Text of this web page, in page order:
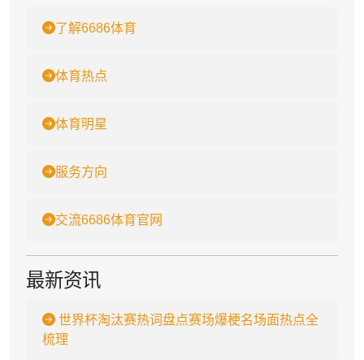
了解6686体育
体育热点
体育明星
服务方向
交流6686体育官网
最新资讯
世界杯淘汰赛热词盘点赛场爆梗名场面热点全
梳理